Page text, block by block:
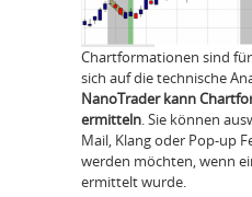
Chartformationen sind
sich auf die technische
NanoTrader kann
ermitteln. Sie können
Mail, Klang oder Pop-up
werden möchten, wenn
ermittelt wurde.